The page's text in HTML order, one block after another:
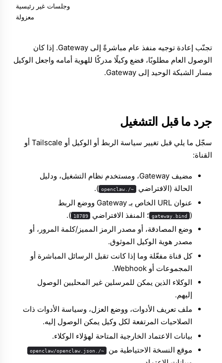
وجلسات غير رئيسية
معزولة
تجنّب إعادة توجيه منفذ عام مباشرةً إلى Gateway. إذا كان
الوصول العام مطلوبًا، فضع وكيلًا مدركًا للهوية أمامه واجعل الوكيل
مسار الشبكة الوحيد إلى Gateway.
جرد ما قبل التشغيل
سجّل ما يلي قبل تغيير سياسة الربط أو الوكيل أو Tailscale أو
القناة:
مضيف Gateway، ومستخدم نظام التشغيل، ودليل
الحالة (الافتراضي
~/.openclaw
).
عنوان URL الخاص بـ Gateway ووضع الربط
(
gateway.bind ؛ المنفذ الافتراضي 18789
).
وضع المصادقة، أو مصدر الرمز المميز/كلمة المرور، أو
مصدر هوية الوكيل الموثوق.
كل قناة مفعّلة وما إذا كانت تقبل الرسائل المباشرة أو
المجموعات أو Webhook.
الوكلاء الذين يمكن للمرسلين غير المحليين الوصول
إليهم.
ملف تعريف الأدوات، ووضع العزل، وسياسة الأدوات ذات
الصلاحيات المرتفعة لكل وكيل يمكن الوصول إليه.
بيانات الاعتماد الخارجية المتاحة لهؤلاء الوكلاء.
موقع النسخة الاحتياطية من
~/.openclaw/openclaw.json